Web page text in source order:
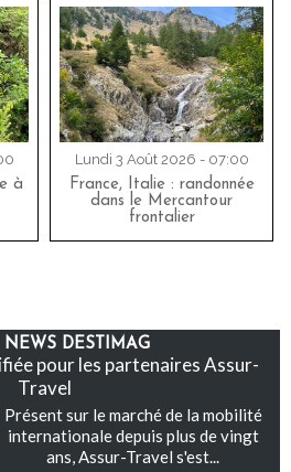
à
Lundi 3 Août 2026 - 07:00
France, Italie : randonnée
dans le Mercantour
frontalier
NEWS DESTIMAG
pour les partenaires Assur-
Travel
Présent sur le marché de la mobilité
internationale depuis plus de vingt
ans, Assur-Travel s'est...